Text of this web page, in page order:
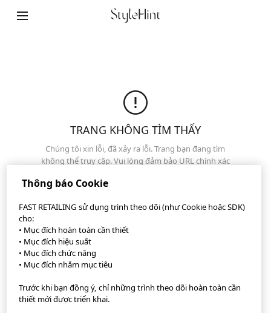
©FAST RETAILING CO., LTD.
TRANG KHÔNG TÌM THẤY
Chúng tôi xin lỗi, đã xảy ra lỗi. Trang bạn đang tìm
không thể truy cập. Vui lòng đảm bảo URL chính xác
Ứng dụng StyleHint
Thông báo Cookie
FAST RETAILING sử dụng trình theo dõi (như Cookie hoặc SDK)
cho:
• Mục đích hoàn toàn cần thiết
• Mục đích hiệu suất
• Mục đích chức năng
• Mục đích nhắm mục tiêu
Trước khi bạn đồng ý, chỉ những trình theo dõi hoàn toàn cần
thiết mới được triển khai.